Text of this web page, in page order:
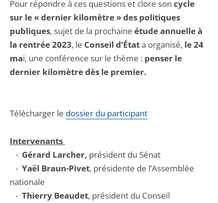
Pour répondre à ces questions et clore son cycle
sur le « dernier kilomètre » des politiques
publiques, sujet de la prochaine étude annuelle à
la rentrée 2023, le Conseil d’Étata organisé, le 24
mai, une conférence sur le thème : penser le
dernier kilomètre dès le premier.
Télécharger le dossier du participant
Intervenants
- Gérard Larcher, président du Sénat
- Yaël Braun-Pivet, présidente de l’Assemblée
nationale
- Thierry Beaudet, président du Conseil